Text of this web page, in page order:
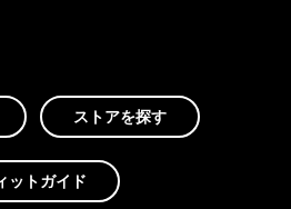
ストアを探す
ットガイド